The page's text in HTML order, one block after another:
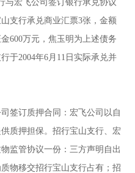
与宏飞公司签订银行承兑协议
支行承兑商业汇票3张，金额
600万元，焦玉明为上述债务
于2004年6月11日实际承兑并
签订质押合同：宏飞公司以自
质押担保。招行宝山支行、宏
监管协议一份：三方声明自出
物移交招行宝山支行占有；招